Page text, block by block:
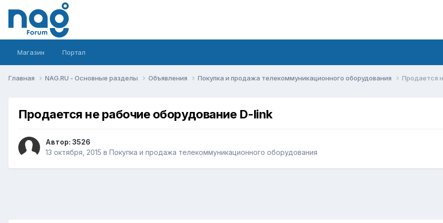
Магазин Портал
Главная NAG.RU - Основные разделы Объявления Покупка и продажа телекоммуникационного оборудования Продается
Продается не рабочие оборудование D-link
Автор: 3526
13 октября, 2015 в Покупка и продажа телекоммуникационного оборудования